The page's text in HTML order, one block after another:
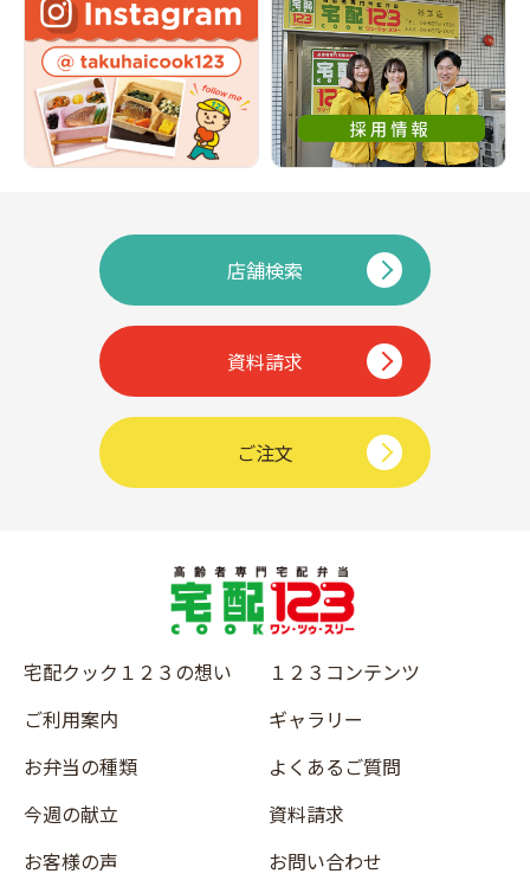
店舗検索
資料請求
ご注文
宅配クック１２３の想い
ご利用案内
お弁当の種類
今週の献立
お客様の声
１２３コンテンツ
ギャラリー
よくあるご質問
資料請求
お問い合わせ